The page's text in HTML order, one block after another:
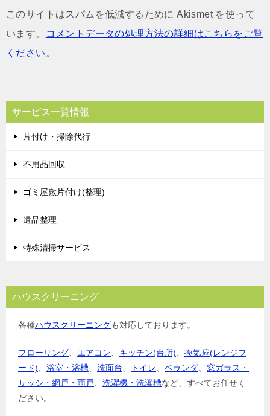
このサイトはスパムを低減するために Akismet を使って
います。
コメントデータの処理方法の詳細はこちらをご覧
ください 。
サービス一覧情報
片付け・掃除代行
不用品回収
ゴミ屋敷片付け(整理)
遺品整理
特殊清掃サービス
ハウスクリーニング
各種ハウスクリーニングも対応しております。
フローリング エアコン キッチン(台所)
換気扇(レンジフ
ード)
浴室・浴槽 洗面台 トイレ ベランダ
窓ガラス・
サッシ・網戸・雨戸
洗濯機・洗濯槽など、すべてお任せく
ださい。